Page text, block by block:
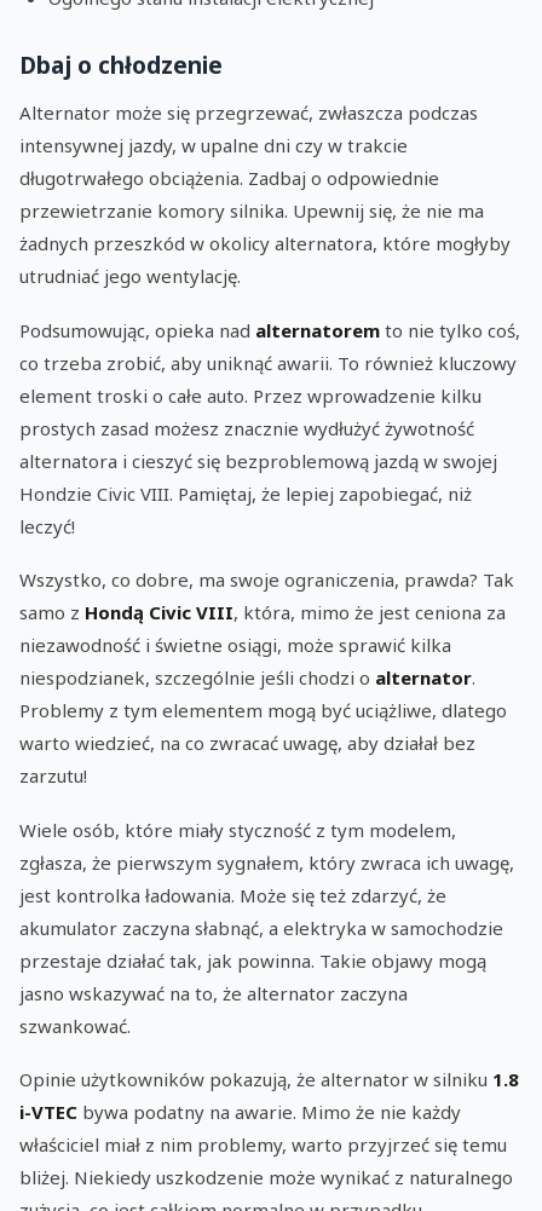
Dbaj o chłodzenie
Alternator może się przegrzewać, zwłaszcza podczas
intensywnej jazdy, w upalne dni czy w trakcie
długotrwałego obciążenia. Zadbaj o odpowiednie
przewietrzanie komory silnika. Upewnij się, że nie ma
żadnych przeszkód w okolicy alternatora, które mogłyby
utrudniać jego wentylację.
Podsumowując, opieka nad alternatorem to nie tylko coś,
co trzeba zrobić, aby uniknąć awarii. To również kluczowy
element troski o całe auto. Przez wprowadzenie kilku
prostych zasad możesz znacznie wydłużyć żywotność
alternatora i cieszyć się bezproblemową jazdą w swojej
Hondzie Civic VIII. Pamiętaj, że lepiej zapobiegać, niż
leczyć!
Wszystko, co dobre, ma swoje ograniczenia, prawda? Tak
samo z Hondą Civic VIII, która, mimo że jest ceniona za
niezawodność i świetne osiągi, może sprawić kilka
niespodzianek, szczególnie jeśli chodzi o alternator.
Problemy z tym elementem mogą być uciążliwe, dlatego
warto wiedzieć, na co zwracać uwagę, aby działał bez
zarzutu!
Wiele osób, które miały styczność z tym modelem,
zgłasza, że pierwszym sygnałem, który zwraca ich uwagę,
jest kontrolka ładowania. Może się też zdarzyć, że
akumulator zaczyna słabnąć, a elektryka w samochodzie
przestaje działać tak, jak powinna. Takie objawy mogą
jasno wskazywać na to, że alternator zaczyna
szwankować.
Opinie użytkowników pokazują, że alternator w silniku 1.8
i-VTEC bywa podatny na awarie. Mimo że nie każdy
właściciel miał z nim problemy, warto przyjrzeć się temu
bliżej. Niekiedy uszkodzenie może wynikać z naturalnego